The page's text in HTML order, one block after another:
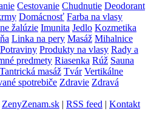
Cestovanie Chudnutie Deodorant
Domácnosť Farba na vlasy
žalúzie Imunita Jedlo Kozmetika
Linka na pery Masáž Mihalnice
Potraviny Produkty na vlasy Rady a
predmety Riasenka Rúž Sauna
Tantrická masáž Tvár Vertikálne
spotrebiče Zdravie Zdravá
ZenyZenam.sk | RSS feed | Kontakt